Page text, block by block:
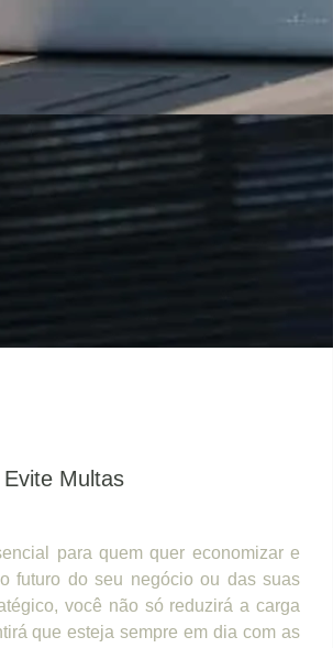
Multas
para quem quer economizar e
futuro do seu negócio ou das suas
você não só reduzirá a carga
que esteja sempre em dia com as